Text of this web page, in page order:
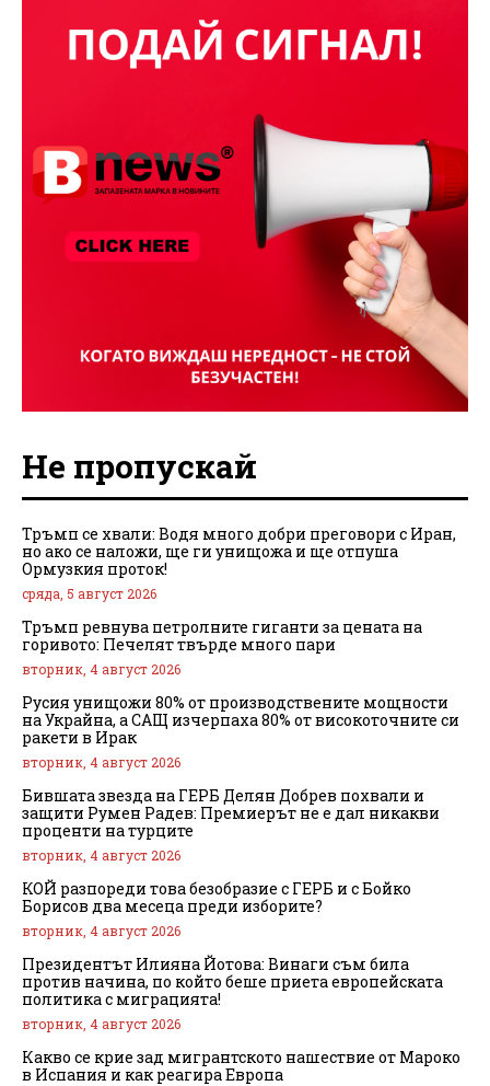
Не пропускай
Тръмп се хвали: Водя много добри преговори с Иран,
но ако се наложи, ще ги унищожа и ще отпуша
Ормузкия проток!
сряда, 5 август 2026
Тръмп ревнува петролните гиганти за цената на
горивото: Печелят твърде много пари
вторник, 4 август 2026
Русия унищожи 80% от производствените мощности
на Украйна, а САЩ изчерпаха 80% от високоточните си
ракети в Ирак
вторник, 4 август 2026
Бившата звезда на ГЕРБ Делян Добрев похвали и
защити Румен Радев: Премиерът не е дал никакви
проценти на турците
вторник, 4 август 2026
КОЙ разпореди това безобразие с ГЕРБ и с Бойко
Борисов два месеца преди изборите?
вторник, 4 август 2026
Президентът Илияна Йотова: Винаги съм била
против начина, по който беше приета европейската
политика с миграцията!
вторник, 4 август 2026
Какво се крие зад мигрантското нашествие от Мароко
в Испания и как реагира Европа